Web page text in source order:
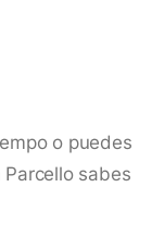
o puedes
Parcello sabes